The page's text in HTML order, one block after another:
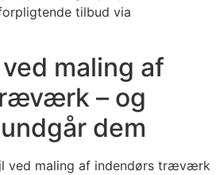
tilbud via
maling af
– og
dem
ved maling af indendørs træværk